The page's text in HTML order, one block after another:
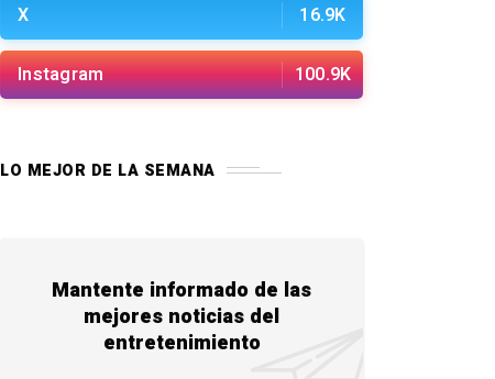
X 16.9K
Instagram 100.9K
LO MEJOR DE LA SEMANA
Mantente informado de las
mejores noticias del
entretenimiento